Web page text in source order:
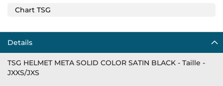
Chart TSG
Details
TSG HELMET META SOLID COLOR SATIN BLACK - Taille -
JXXS/JXS